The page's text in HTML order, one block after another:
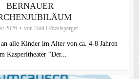
BERNAUER
2026 von Toni Hötzelsperger
alle Kinder im Alter von ca. 4-8 Jahren
Kasperltheater “Der...